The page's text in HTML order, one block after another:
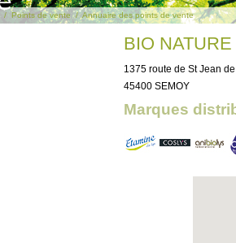
/Points de vente /Annuaire des points de vente
BIO
1375 route de St Jean
45400 SEMOY
Marques